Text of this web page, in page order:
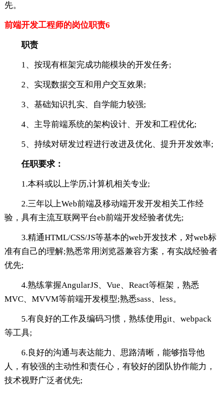
先。
前端开发工程师的岗位职责6
职责
1、按现有框架完成功能模块的开发任务;
2、实现数据交互和用户交互效果;
3、基础知识扎实、自学能力较强;
4、主导前端系统的架构设计、开发和工程优化;
5、持续对研发过程进行改进及优化、提升开发效率;
任职要求：
1.本科或以上学历,计算机相关专业;
2.三年以上Web前端及移动端开发开发相关工作经
验，具有主流互联网平台eb前端开发经验者优先;
3.精通HTML/CSS/JS等基本的web开发技术，对web标
准有自己的理解;熟悉常用浏览器兼容方案，有实战经验者
优先;
4.熟练掌握AngularJS、Vue、React等框架，熟悉
MVC、MVVM等前端开发模型;熟悉sass、less。
5.有良好的工作及编码习惯，熟练使用git、webpack
等工具;
6.良好的沟通与表达能力、思路清晰，能够指导他
人，有较强的主动性和责任心，有较好的团队协作能力，
技术视野广泛者优先;